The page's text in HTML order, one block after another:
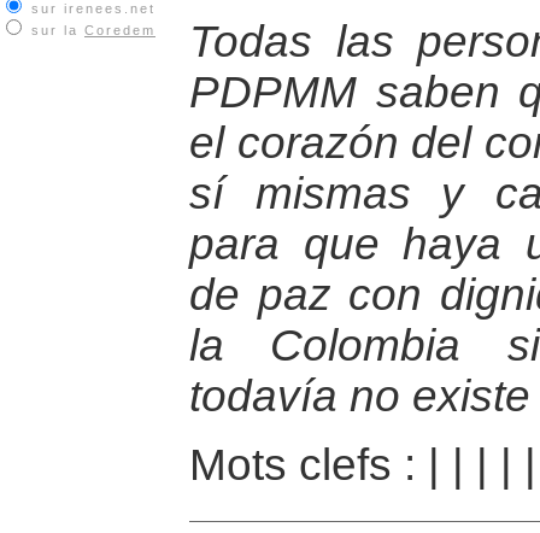
sur irenees.net
sur la Coredem
Todas las
PDPMM saben
el corazón del
sí mismas y
para que haya
de paz con
la Colombia
todavía no existe
Mots clefs :